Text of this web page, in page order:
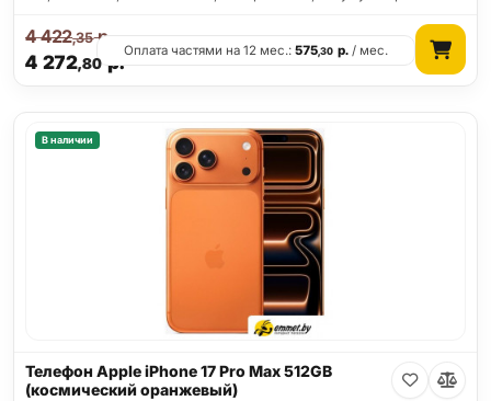
4 272,80 р.
4 422,35р.
Оплата частями на 12 мес.:575,30 р./ мес.
В наличии
Телефон Apple iPhone 17 Pro Max 512GB
(космический оранжевый)